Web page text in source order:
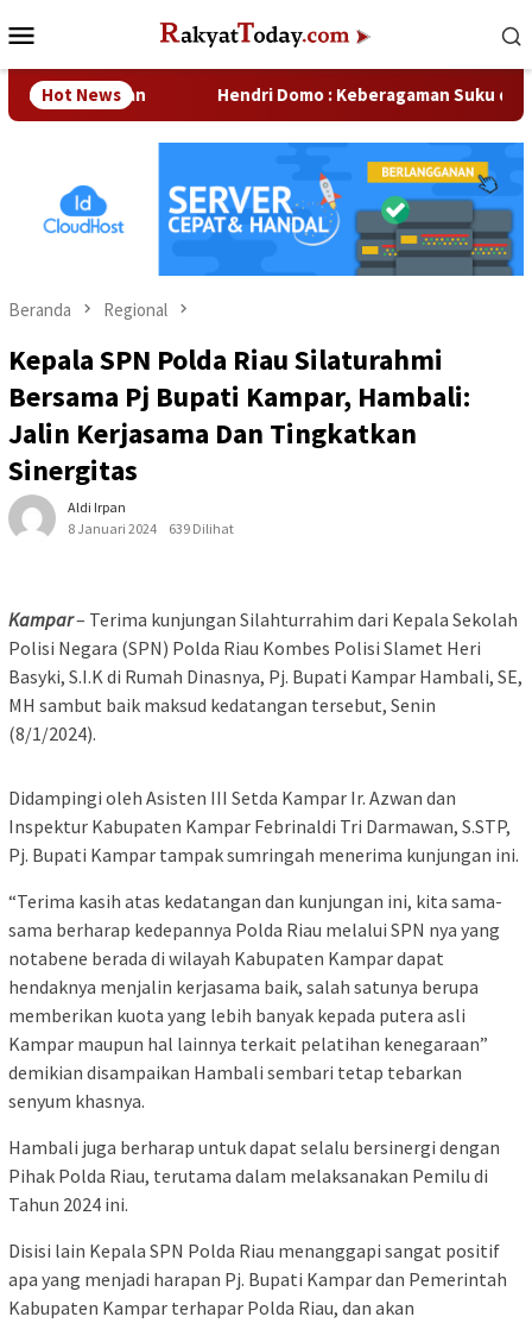
ke
Mobile
Hot News Hendri Domo : Keberagaman Suku dan
Beranda Regional
Kepala SPN Polda Riau Silaturahmi
Bersama Pj Bupati Kampar, Hambali:
Jalin Kerjasama Dan Tingkatkan
Sinergitas
Aldi Irpan
8 Januari 2024
639 Dilihat
Kampar– Terima kunjungan Silahturrahim dari Kepala Sekolah
Polisi Negara (SPN) Polda Riau Kombes Polisi Slamet Heri
Basyki, S.I.K di Rumah Dinasnya, Pj. Bupati Kampar Hambali, SE,
MH sambut baik maksud kedatangan tersebut, Senin
(8/1/2024).
Didampingi oleh Asisten III Setda Kampar Ir. Azwan dan
Inspektur Kabupaten Kampar Febrinaldi Tri Darmawan, S.STP,
Pj. Bupati Kampar tampak sumringah menerima kunjungan ini.
“Terima kasih atas kedatangan dan kunjungan ini, kita sama-
sama berharap kedepannya Polda Riau melalui SPN nya yang
notabene berada di wilayah Kabupaten Kampar dapat
hendaknya menjalin kerjasama baik, salah satunya berupa
memberikan kuota yang lebih banyak kepada putera asli
Kampar maupun hal lainnya terkait pelatihan kenegaraan”
demikian disampaikan Hambali sembari tetap tebarkan
senyum khasnya.
Hambali juga berharap untuk dapat selalu bersinergi dengan
Pihak Polda Riau, terutama dalam melaksanakan Pemilu di
Tahun 2024 ini.
Disisi lain Kepala SPN Polda Riau menanggapi sangat positif
apa yang menjadi harapan Pj. Bupati Kampar dan Pemerintah
Kabupaten Kampar terhapar Polda Riau, dan akan